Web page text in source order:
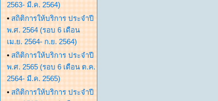
2563- มี.ค. 2564)
• สถิติการให้บริการ ประจำปี
พ.ศ. 2564 (รอบ 6 เดือน
เม.ย. 2564- ก.ย. 2564)
• สถิติการให้บริการ ประจำปี
พ.ศ. 2565 (รอบ 6 เดือน ต.ค.
2564- มี.ค. 2565)
• สถิติการให้บริการ ประจำปี